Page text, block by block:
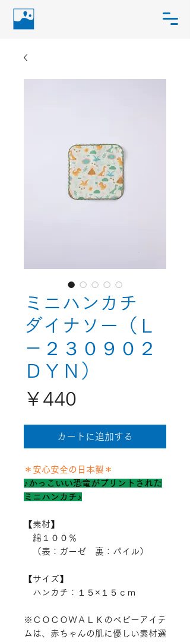
ミニハンカチ
ダイナソー（Ｌ
－２３０９０２
ＤＹＮ）
￥440
格
カートに追加する
＊安心安全の日本製＊
♪かっこいい恐竜がプリントされた
ミニハンカチ♪
【素材】
綿１００％
（表：ガーゼ 裏：パイル）
【サイズ】
ハンカチ：１５×１５ｃｍ
※ＣＯＣＯＷＡＬＫのベビーアイテ
ムは、赤ちゃんの肌に優しい素材選